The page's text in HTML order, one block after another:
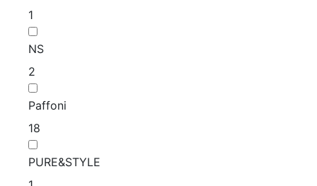
1
NS
2
Paffoni
18
PURE&STYLE